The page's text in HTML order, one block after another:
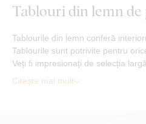
Tablouri din lemn de
Tablourile din lemn conferă
Tablourile sunt potrivite pentru
Veți fi impresionați de selecția
Citește mai mult